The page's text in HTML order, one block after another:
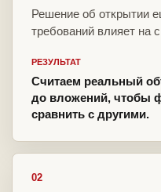
Решение об открытии
требований влияет на
РЕЗУЛЬТАТ
Считаем реальный
до вложений, чтобы
сравнить с другими.
02